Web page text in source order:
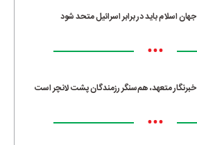
جهان اسلام باید در برابر اسرائیل متحد شود
•••
خبرنگار متعهد، هم‌سنگر رزمندگان پشت لانچر است
•••